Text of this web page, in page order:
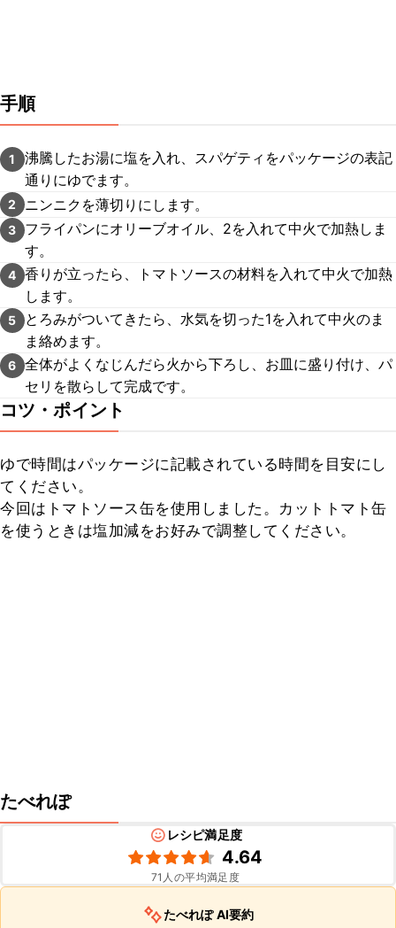
手順
1
沸騰したお湯に塩を入れ、スパゲティをパッケージの表記
通りにゆでます。
2 ニンニクを薄切りにします。
3
フライパンにオリーブオイル、2を入れて中火で加熱しま
す。
4 香りが立ったら、トマトソースの材料を入れて中火で加熱
します。
5
とろみがついてきたら、水気を切った1を入れて中火のま
ま絡めます。
6 全体がよくなじんだら火から下ろし、お皿に盛り付け、パ
セリを散らして完成です。
コツ・ポイント
ゆで時間はパッケージに記載されている時間を目安にし
てください。
今回はトマトソース缶を使用しました。カットトマト缶
を使うときは塩加減をお好みで調整してください。
たべれぽ
レシピ満足度
4.64
71 人の平均満足度
たべれぽ AI要約